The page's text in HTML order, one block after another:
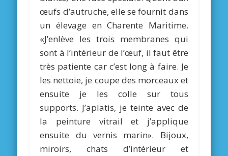
œufs d’autruche, elle se fournit dans
un élevage en Charente Maritime.
«J’enlève les trois membranes qui
sont à l’intérieur de l’œuf, il faut être
très patiente car c’est long à faire. Je
les nettoie, je coupe des morceaux et
ensuite je les colle sur tous
supports. J’aplatis, je teinte avec de
la peinture vitrail et j’applique
ensuite du vernis marin». Bijoux,
miroirs, chats d’intérieur et